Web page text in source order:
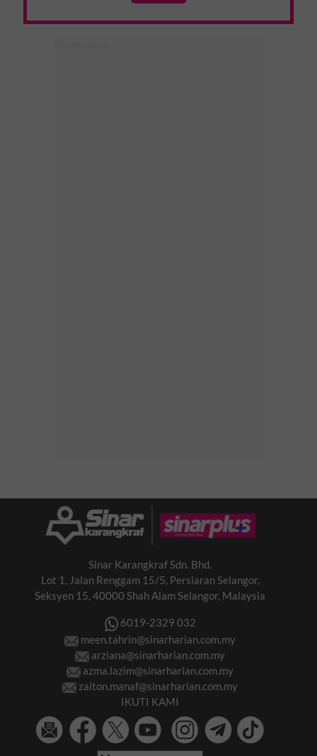
Sinar Karangkraf Sdn. Bhd.
Lot 1, Jalan Renggam 15/5, Persiaran Selangor,
Seksyen 15, 40000 Shah Alam Selangor, Malaysia
6019-2329 032
meen.tahrin@sinarharian.com.my
arziana@sinarharian.com.my
azma.lazim@sinarharian.com.my
zaiton.manaf@sinarharian.com.my
IKUTI KAMI